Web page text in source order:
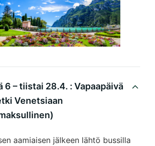
6 – tiistai 28.4. : Vapaapäivä
Venetsiaan
aamiaisen jälkeen lähtö bussilla